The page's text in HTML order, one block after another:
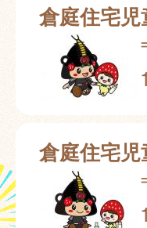
倉庭住宅児
倉庭住宅児